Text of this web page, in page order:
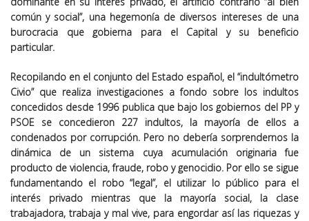
común y social”, una hegemonía de diversos intereses de una
burocracia que gobierna para el Capital y su beneficio
particular.
Recopilando en el conjunto del Estado español, el “indultómetro
Civio” que realiza investigaciones a fondo sobre los indultos
concedidos desde 1996 publica que bajo los gobiernos del PP y
PSOE se concedieron 227 indultos, la mayoría de ellos a
condenados por corrupción. Pero no debería sorprendernos la
dinámica de un sistema cuya acumulación originaria fue
producto de violencia, fraude, robo y genocidio. Por ello se sigue
fundamentando el robo “legal”, el utilizar lo público para el
interés privado mientras que la mayoría social, la clase
trabajadora, trabaja y mal vive, para engordar así las riquezas y